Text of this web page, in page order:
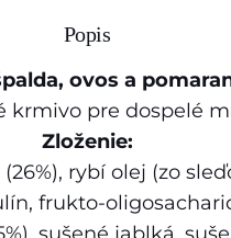
Popis
ovos a
krmivo pre dospelé
Zloženie:
rybí olej (zo
frukto-